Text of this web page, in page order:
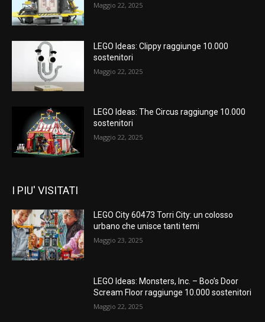
Maggio 22, 2025
LEGO Ideas: Clippy raggiunge 10.000
sostenitori
Maggio 22, 2025
LEGO Ideas: The Circus raggiunge 10.000
sostenitori
Maggio 22, 2025
I PIU' VISITATI
LEGO City 60473 Torri City: un colosso
urbano che unisce tanti temi
Maggio 23, 2025
LEGO Ideas: Monsters, Inc. – Boo’s Door
Scream Floor raggiunge 10.000 sostenitori
Maggio 22, 2025